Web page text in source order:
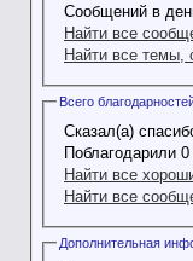
Сообщений в
Найти все
Найти все темы,
Всего
Сказал(а)
Поблагодарили
Найти все
Найти все
Дополнительная